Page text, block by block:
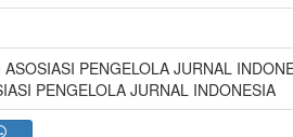
PENGELOLA JURNAL
PENGELOLA JURNAL INDONESIA